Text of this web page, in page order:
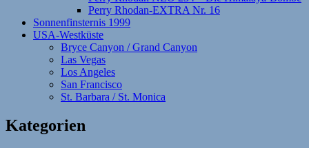
Perry Rhodan-EXTRA Nr. 16
Sonnenfinsternis 1999
USA-Westküste
Bryce Canyon / Grand Canyon
Las Vegas
Los Angeles
San Francisco
St. Barbara / St. Monica
Kategorien